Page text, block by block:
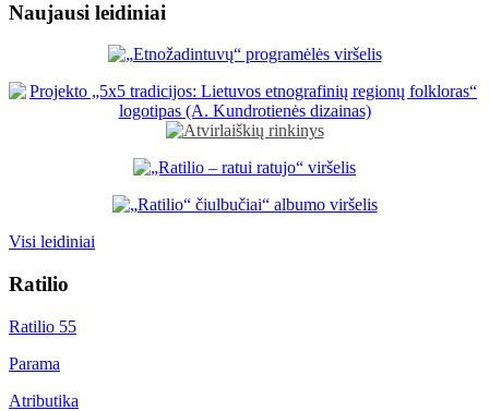
Naujausi leidiniai
Visi leidiniai
Ratilio
Ratilio 55
Parama
Atributika